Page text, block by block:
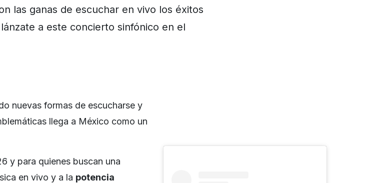
las ganas de escuchar en vivo los éxitos
a este concierto sinfónico en el
nuevas formas de escucharse y
llega a México como un
y para quienes buscan una
en vivo y a la potencia